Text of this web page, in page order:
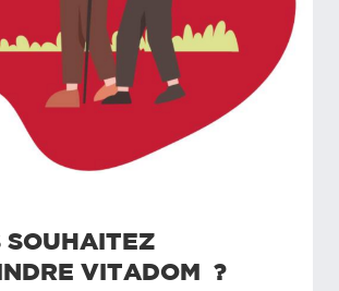
SOUHAITEZ
VITADOM ?